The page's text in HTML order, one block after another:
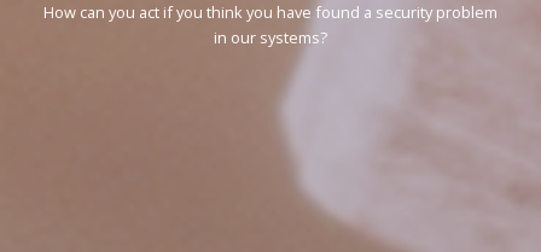
How can you act if you think you have found a security problem
in our systems?